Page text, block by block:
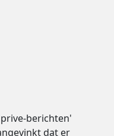
berichten'
dat er